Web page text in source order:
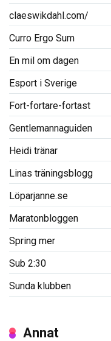
claeswikdahl.com/
Curro Ergo Sum
En mil om dagen
Esport i Sverige
Fort-fortare-fortast
Gentlemannaguiden
Heidi tränar
Linas träningsblogg
Löparjanne.se
Maratonbloggen
Spring mer
Sub 2:30
Sunda klubben
Annat